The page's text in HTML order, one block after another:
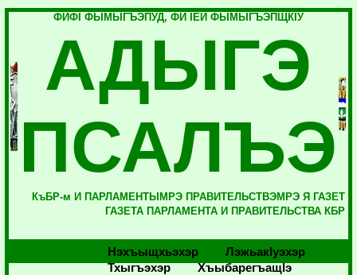
ФИФI ФЫМЫГЪЭПУД, ФИ IЕЙ ФЫМЫГЪЭПЩКIУ
АДЫГЭ
ПСАЛЪЭ
КъБР-м И ПАРЛАМЕНТЫМРЭ ПРАВИТЕЛЬСТВЭМРЭ Я ГАЗЕТ
ГАЗЕТА ПАРЛАМЕНТА И ПРАВИТЕЛЬСТВА КБР
Нэхъыщхьэхэр
Лэжьакlуэхэр
Тхыгъэхэр
Хъыбарегъащlэ